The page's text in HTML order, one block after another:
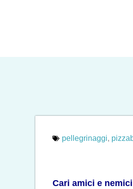
pellegrinaggi,
Cari amici e